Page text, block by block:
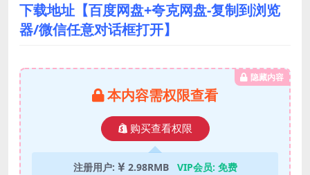
下载地址【百度网盘+夸克网盘-复制到浏览
器/微信任意对话框打开】
隐藏内容
本内容需权限查看
购买查看权限
注册用户: 2.98RMB VIP会员: 免费